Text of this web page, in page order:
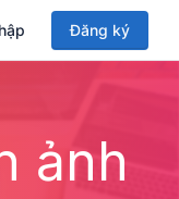
Đăng ký
ảnh